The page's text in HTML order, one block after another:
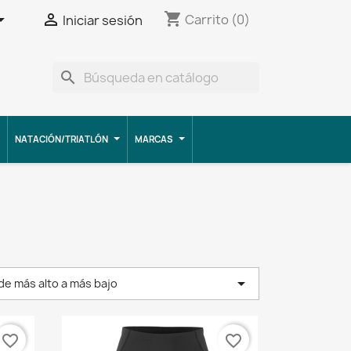
 Iniciar sesión shopping_cart Carrito (0)
search
NATACIÓN/TRIATLÓN MARCAS
más alto a más bajo 
favorite_border favorite_border